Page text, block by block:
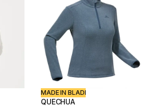
MADE IN BLADI
QUECHUA